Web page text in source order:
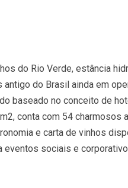
do Rio Verde, estância
antigo do Brasil ainda em
baseado no conceito de
conta com 54
e carta de vinhos
eventos sociais e